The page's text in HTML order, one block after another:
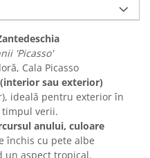
'Picasso'
Cala Picasso
sau exterior)
ideală pentru exterior în
timpul verii.
anului, culoare
închis cu pete albe
un aspect tropical.